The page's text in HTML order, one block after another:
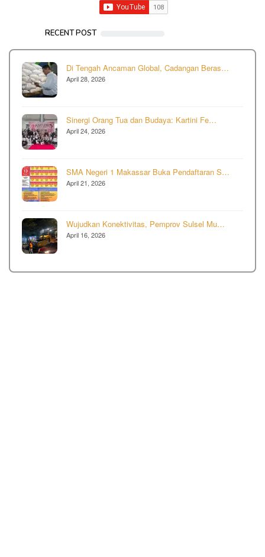
RECENT POST
Di Tengah Ancaman Global, Cadangan Beras…
April 28, 2026
Sinergi Orang Tua dan Budaya: Kartini Fe…
April 24, 2026
SMA Negeri 1 Makassar Buka Pendaftaran S…
April 21, 2026
Wujudkan Konektivitas, Pemprov Sulsel Mu…
April 16, 2026